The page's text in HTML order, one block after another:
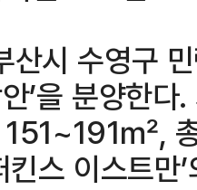
산시 수영구
’을 분양한
㎡,
킨스 이스트만